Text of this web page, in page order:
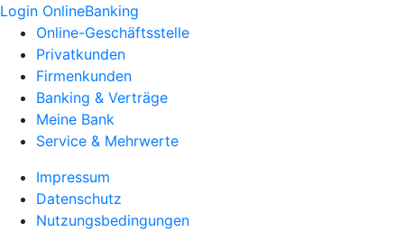
Login OnlineBanking
Online-Geschäftsstelle
Privatkunden
Firmenkunden
Banking & Verträge
Meine Bank
Service & Mehrwerte
Impressum
Datenschutz
Nutzungsbedingungen